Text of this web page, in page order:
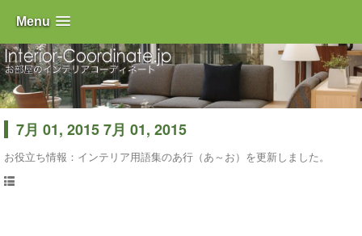
Menu
7月 01, 2015 7月 01, 2015
お役立ち情報：インテリア用語集のあ行（あ～お） を更新しました。